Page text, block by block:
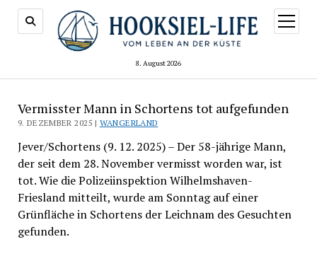
8. August 2026
Menü
öffnen
Vermisster Mann in Schortens tot aufgefunden
9. DEZEMBER 2025 | WANGERLAND
Jever/Schortens (9. 12. 2025) – Der 58-jährige Mann,
der seit dem 28. November vermisst worden war, ist
tot. Wie die Polizeiinspektion Wilhelmshaven-
Friesland mitteilt, wurde am Sonntag auf einer
Grünfläche in Schortens der Leichnam des Gesuchten
gefunden.